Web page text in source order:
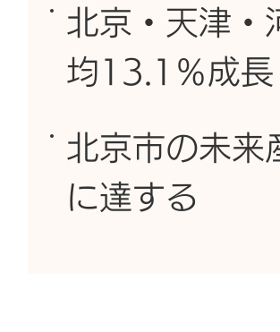
北京・天津・
均13.1％成長
北京市の未
に達する